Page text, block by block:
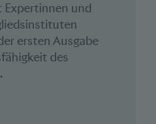
und
ersten Ausgabe
des